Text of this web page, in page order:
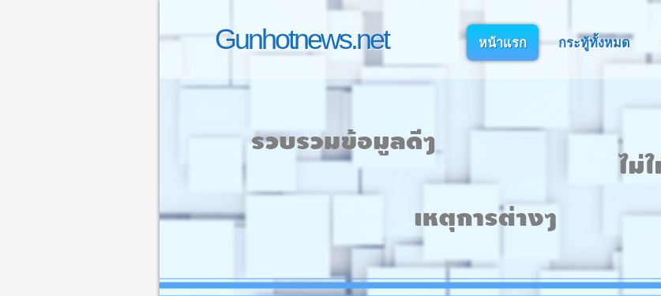
Gunhotnews.net หน้าแรก กระทู้ทั้งหมด